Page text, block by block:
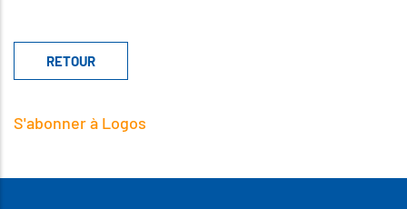
S'abonner à Logos